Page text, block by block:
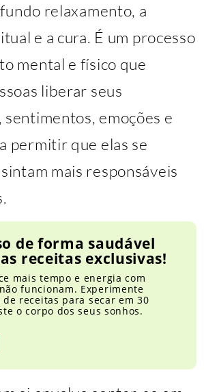
relaxamento, a
e a cura. É um processo
mental e físico que
liberar seus
sentimentos, emoções e
permitir que elas se
mais responsáveis
de forma saudável
receitas exclusivas!
mais tempo e energia com
funcionam. Experimente
de receitas para secar em 30
o corpo dos seus sonhos.